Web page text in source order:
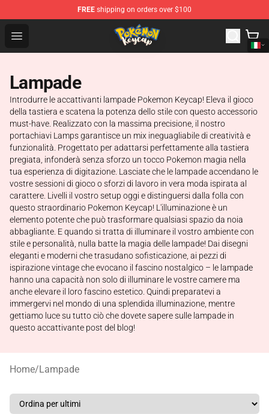
FREE shipping on orders over $100
Open menu
Pokemon Keycap Shop - The Best Store of Pokemon
Lampade
Introdurre le accattivanti lampade Pokemon Keycap! Eleva il gioco
della tastiera e scatena la potenza dello stile con questo accessorio
must-have. Realizzato con la massima precisione, il nostro
portachiavi Lamps garantisce un mix ineguagliabile di creatività e
funzionalità. Progettato per adattarsi perfettamente alla tastiera
pregiata, infonderà senza sforzo un tocco Pokemon magia nella
tua esperienza di digitazione. Lasciate che le lampade accendano le
vostre sessioni di gioco o sforzi di lavoro in vera moda ispirata al
carattere. Livelli il vostro setup oggi e distinguersi dalla folla con
questo straordinario Pokemon Keycap! L'illuminazione è un
elemento potente che può trasformare qualsiasi spazio da noia
abbagliante. E quando si tratta di illuminare il vostro ambiente con
stile e personalità, nulla batte la magia delle lampade! Dai disegni
eleganti e moderni che trasudano sofisticazione, ai pezzi di
ispirazione vintage che evocano il fascino nostalgico – le lampade
hanno una capacità non solo di illuminare le vostre camere ma
anche elevare il loro fascino estetico. Quindi preparatevi a
immergervi nel mondo di una splendida illuminazione, mentre
gettiamo luce su tutto ciò che dovete sapere sulle lampade in
questo accattivante post del blog!
Home/Lampade